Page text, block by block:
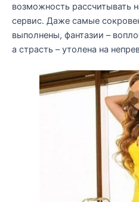
возможность рассчитывать
сервис. Даже самые
выполнены, фантазии –
а страсть – утолена на